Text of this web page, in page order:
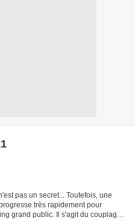
pas un secret... Toutefois, une
très rapidement pour
grand public. Il s'agit du couplage